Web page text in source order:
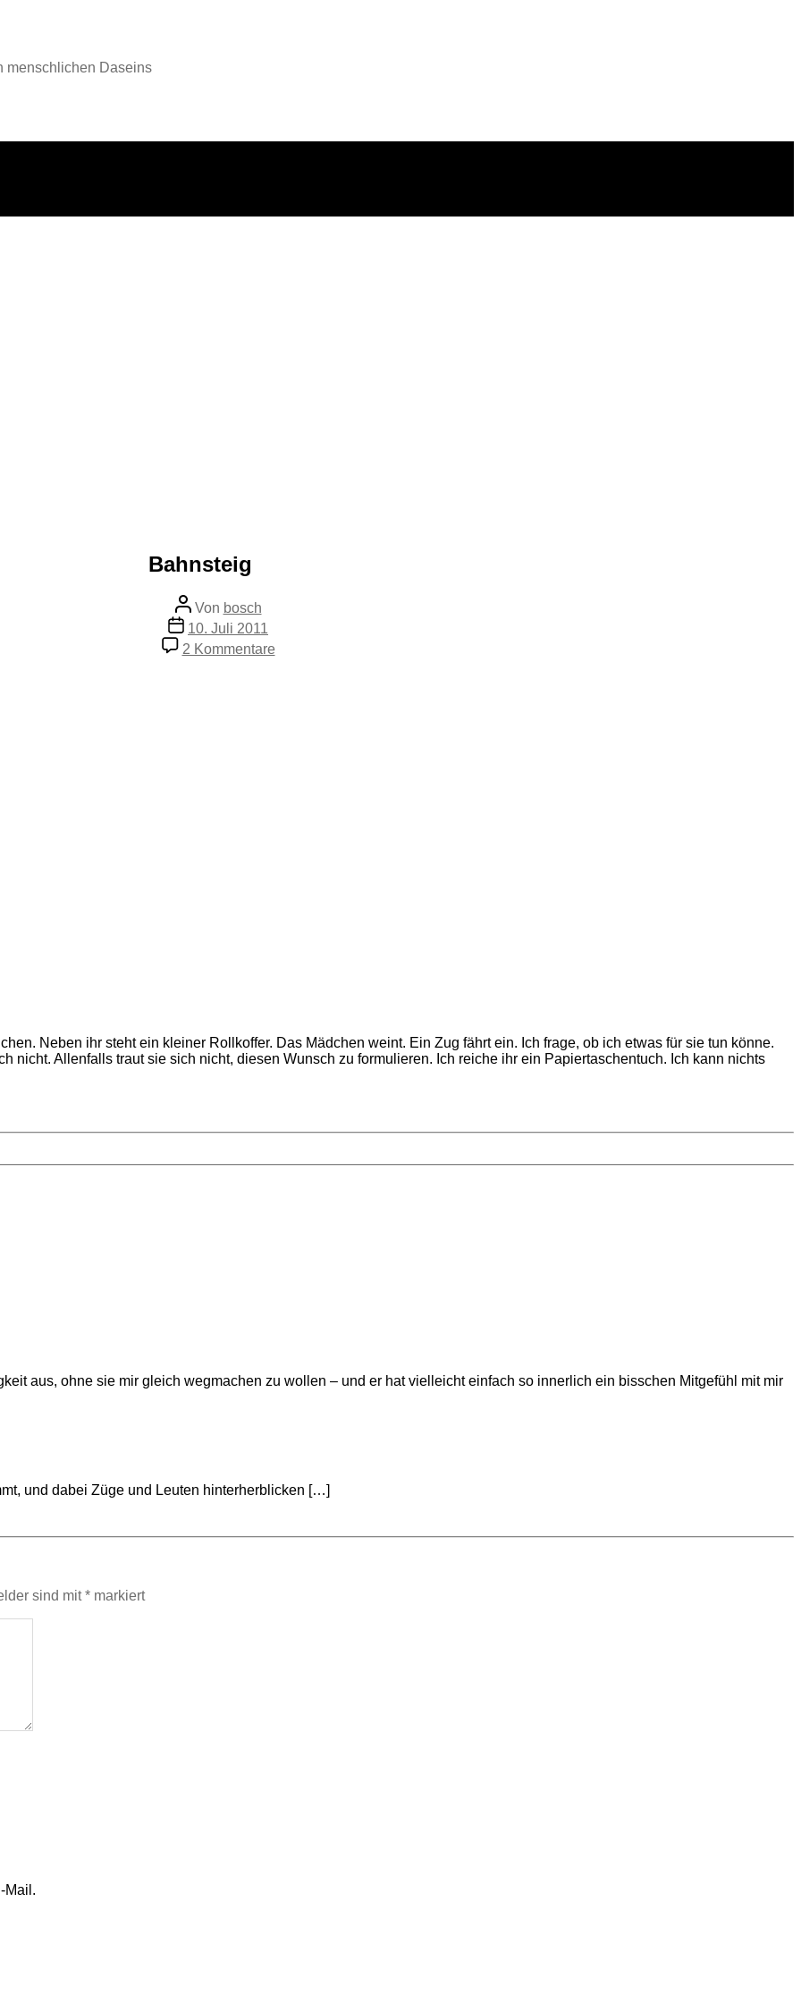
menschlichen Daseins
Bahnsteig
Beitragsautor
Von bosch
Veröffentlichungsdatum
10. Juli 2011
2 Kommentarezu
Bahnsteig
Neben ihr steht ein kleiner Rollkoffer. Das Mädchen weint. Ein Zug fährt ein. Ich frage, ob ich etwas für sie tun könne.
nicht. Allenfalls traut sie sich nicht, diesen Wunsch zu formulieren. Ich reiche ihr ein Papiertaschentuch. Ich kann nichts
aus, ohne sie mir gleich wegmachen zu wollen – und er hat vielleicht einfach so innerlich ein bisschen Mitgefühl mit mir
und dabei Züge und Leuten hinterherblicken […]
sind mit* markiert
Mail.